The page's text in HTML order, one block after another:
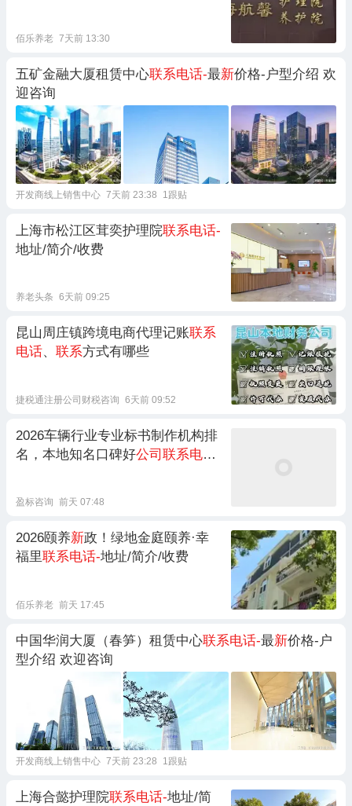
佰乐养老 7天前 13:30
五矿金融大厦租赁中心联系电话-最新价格-户型介绍 欢
迎咨询
开发商线上销售中心 7天前 23:38 1跟贴
上海市松江区茸奕护理院联系电话-
地址/简介/收费
养老头条 6天前 09:25
昆山周庄镇跨境电商代理记账联系
电话、 联系方式有哪些
捷税通注册公司财税咨询 6天前 09:52
2026车辆行业专业标书制作机构排
名，本地知名口碑好公司联系电话
盈标咨询 前天 07:48
2026颐养新政！绿地金庭颐养·幸
福里联系电话-地址/简介/收费
佰乐养老 前天 17:45
中国华润大厦（春笋）租赁中心联系电话-最新价格-户
型介绍 欢迎咨询
开发商线上销售中心 7天前 23:28 1跟贴
上海合懿护理院联系电话-地址/简